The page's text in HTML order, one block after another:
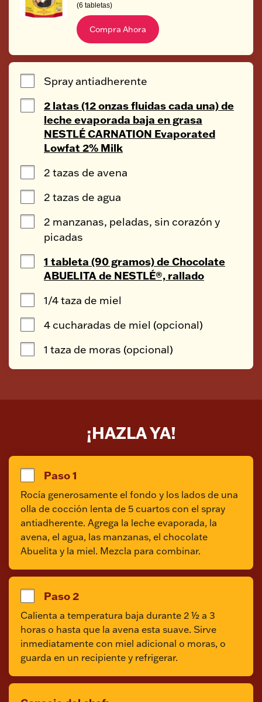
(6 tabletas)
Compra Ahora
Spray antiadherente
2 latas (12 onzas fluidas cada una) de
leche evaporada baja en grasa
NESTLÉ CARNATION Evaporated
Lowfat 2% Milk
2 tazas de avena
2 tazas de agua
2 manzanas, peladas, sin corazón y
picadas
1 tableta (90 gramos) de Chocolate
ABUELITA de NESTLÉ®, rallado
1/4 taza de miel
4 cucharadas de miel (opcional)
1 taza de moras (opcional)
¡HAZLA YA!
Paso 1
Rocía generosamente el fondo y los lados de una
olla de cocción lenta de 5 cuartos con el spray
antiadherente. Agrega la leche evaporada, la
avena, el agua, las manzanas, el chocolate
Abuelita y la miel. Mezcla para combinar.
Paso 2
Calienta a temperatura baja durante 2 ½ a 3
horas o hasta que la avena esta suave. Sirve
inmediatamente con miel adicional o moras, o
guarda en un recipiente y refrigerar.